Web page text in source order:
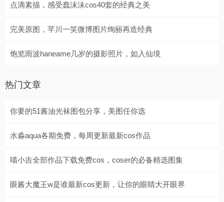
点滴素描，感受蠢沫沫cos40套的经典之美
完美原图，芊川一笑微博图片绚丽再造经典
饱览雨波haneame几岁的摄影照片，如入仙境
热门文章
你要的51酱油光袜图包分享，美图任你选
水淼aqua各期免费，每周更新最新cos作品
喵小吉全部作品下载免费cos，coser的必备精选图集
眼酱大魔王w是谁最新cos更新，让你的眼睛大开眼界